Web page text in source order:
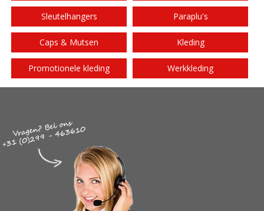
Sleutelhangers Paraplu's
Caps & Mutsen Kleding
Promotionele kleding Werkkleding